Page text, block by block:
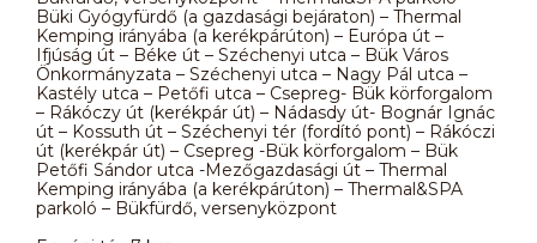
Büki Gyógyfürdő (a gazdasági bejáraton) – Thermal
Kemping irányába (a kerékpárúton) – Európa út –
Ifjúság út – Béke út – Széchenyi utca – Bük Város
Önkormányzata – Széchenyi utca – Nagy Pál utca –
Kastély utca – Petőfi utca – Csepreg- Bük körforgalom
– Rákóczy út (kerékpár út) – Nádasdy út- Bognár Ignác
út – Kossuth út – Széchenyi tér (fordító pont) – Rákóczi
út (kerékpár út) – Csepreg -Bük körforgalom – Bük
Petőfi Sándor utca -Mezőgazdasági út – Thermal
Kemping irányába (a kerékpárúton) – Thermal&SPA
parkoló – Bükfürdő, versenyközpont